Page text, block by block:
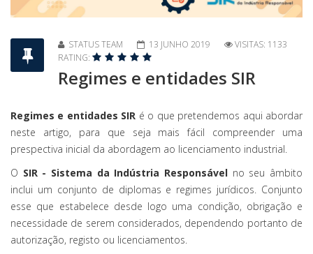
STATUS TEAM 13 JUNHO 2019
VISITAS: 1133
RATING:
Regimes e entidades SIR
Regimes e entidades SIR é o que pretendemos aqui abordar
neste artigo, para que seja mais fácil compreender uma
prespectiva inicial da abordagem ao licenciamento industrial.
O SIR - Sistema da Indústria Responsável no seu âmbito
inclui um conjunto de diplomas e regimes jurídicos. Conjunto
esse que estabelece desde logo uma condição, obrigação e
necessidade de serem considerados, dependendo portanto de
autorização, registo ou licenciamentos.